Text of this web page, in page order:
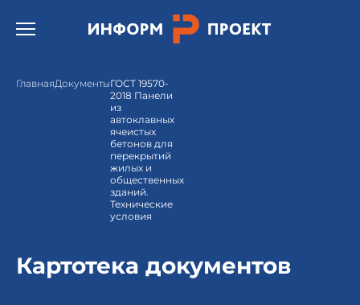
Открыть бургер меню.
ГлавнаяДокументыГОСТ 19570-
2018 Панели
из
автоклавных
ячеистых
бетонов для
перекрытий
жилых и
общественных
зданий.
Технические
условия
Картотека документов